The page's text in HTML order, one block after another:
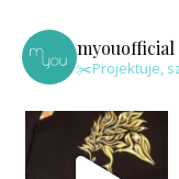
myouofficial
✂️Projektuje,